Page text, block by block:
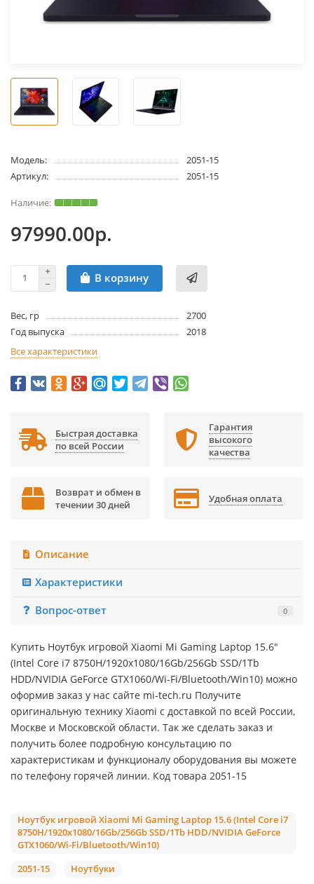
Модель:
2051-15
Артикул:
2051-15
97990.00р.
В корзину
Вес, гр
2700
Год выпуска
2018
Все характеристики
Быстрая доставка
по всей России
Гарантия
высокого
качества
Возврат и обмен в
течении 30 дней
Удобная оплата
Описание
Характеристики
Вопрос-ответ
0
Купить Ноутбук игровой Xiaomi Mi Gaming Laptop 15.6"
(Intel Core i7 8750H/1920x1080/16Gb/256Gb SSD/1Tb
HDD/NVIDIA GeForce GTX1060/Wi-Fi/Bluetooth/Win10) можно
оформив заказ у нас сайте mi-tech.ru Получите
оригинальную технику Xiaomi с доставкой по всей России,
Москве и Московской области. Так же сделать заказ и
получить более подробную консультацию по
характеристикам и функционалу оборудования вы можете
по телефону горячей линии. Код товара 2051-15
Ноутбук игровой Xiaomi Mi Gaming Laptop 15.6 (Intel Core i7
8750H/1920x1080/16Gb/256Gb SSD/1Tb HDD/NVIDIA GeForce
GTX1060/Wi-Fi/Bluetooth/Win10)
2051-15
Ноутбуки